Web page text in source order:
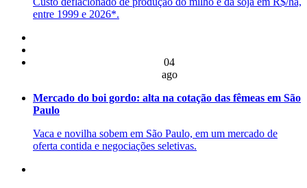
entre 1999 e 2026*.
04
ago
Mercado do boi gordo: alta na cotação das fêmeas em São
Paulo
Vaca e novilha sobem em São Paulo, em um mercado de
oferta contida e negociações seletivas.